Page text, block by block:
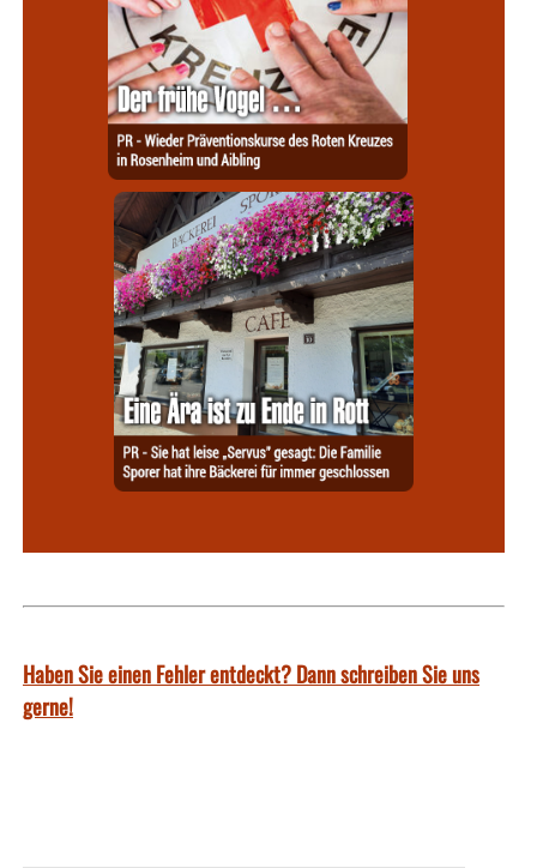
Haben Sie einen Fehler entdeckt? Dann schreiben Sie uns
gerne!